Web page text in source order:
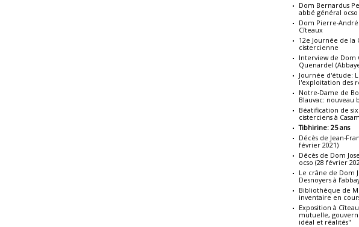
Dom Bernardus
abbé général ocso
Dom Pierre-
Cîteaux
12e Journée de la
cistercienne
Interview de Dom
Quenardel
Journée d'étude:
l'exploitation des
Notre-Dame de
Blauvac: nouveau
Béatification de
cisterciens à
Tibhirine: 25 ans
Décès de Jean-
février 2021)
Décès de Dom
ocso (28 février
Le crâne de Dom
Desnoyers à
Bibliothèque de
inventaire en
Exposition à
mutuelle,
idéal et réalités"